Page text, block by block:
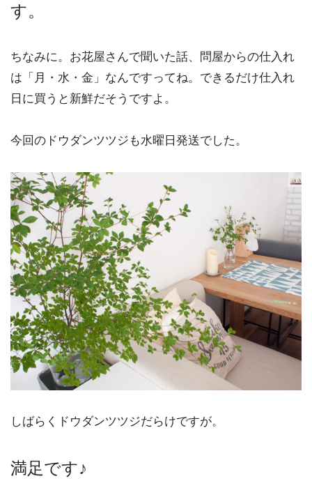
す。
ちなみに。お花屋さんで聞いた話、問屋からの仕入れ
は「月・水・金」なんですってね。できるだけ仕入れ
日に買うと新鮮だそうですよ。
今回のドウダンツツジも水曜日発送でした。
しばらくドウダンツツジだらけですが。
満足です♪